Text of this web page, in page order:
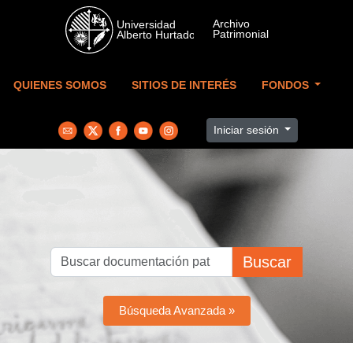
Skip to main content
QUIENES SOMOS SITIOS DE INTERÉS FONDOS
Iniciar sesión
Buscar
Búsqueda Avanzada »